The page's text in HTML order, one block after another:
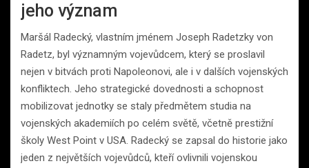
jeho význam
Maršál Radecký, vlastním jménem Joseph Radetzky von
Radetz, byl významným vojevůdcem, který se proslavil
nejen v bitvách proti Napoleonovi, ale i v dalších vojenských
konfliktech. Jeho strategické dovednosti a schopnost
mobilizovat jednotky se staly předmětem studia na
vojenských akademiích po celém světě, včetně prestižní
školy West Point v USA. Radecký se zapsal do historie jako
jeden z největších vojevůdců, kteří ovlivnili vojenskou